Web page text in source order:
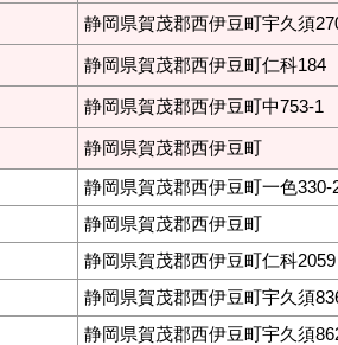
静岡県賀茂郡西伊豆町宇久須
静岡県賀茂郡西伊豆町仁科184
静岡県賀茂郡西伊豆町中753-1
静岡県賀茂郡西伊豆町
静岡県賀茂郡西伊豆町一色330-
静岡県賀茂郡西伊豆町
静岡県賀茂郡西伊豆町仁科2059
静岡県賀茂郡西伊豆町宇久須
静岡県賀茂郡西伊豆町宇久須